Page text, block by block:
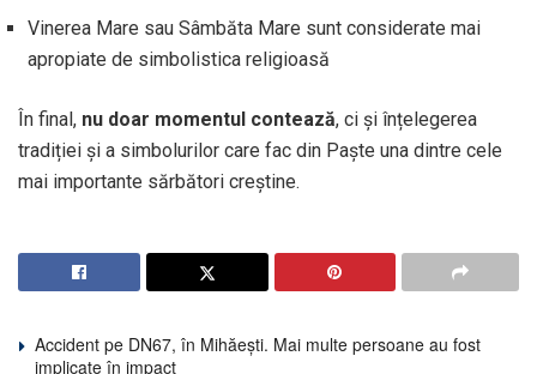
Vinerea Mare sau Sâmbăta Mare sunt considerate mai
apropiate de simbolistica religioasă
În final, nu doar momentul contează, ci și înțelegerea
tradiției și a simbolurilor care fac din Paște una dintre cele
mai importante sărbători creștine.
Accident pe DN67, în Mihăești. Mai multe persoane au fost
implicate în impact